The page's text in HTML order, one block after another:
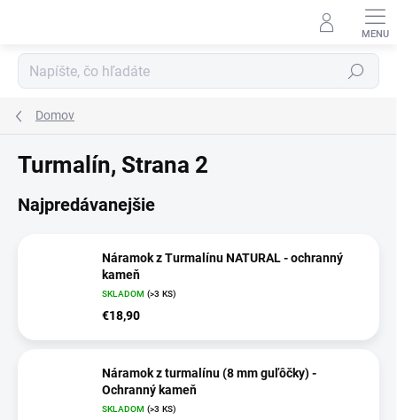
Hľadať
Domov
Turmalín, Strana 2
Najpredávanejšie
Náramok z Turmalínu NATURAL - ochranný
kameň
SKLADOM (>3 KS)
€18,90
Náramok z turmalínu (8 mm guľôčky) -
Ochranný kameň
SKLADOM (>3 KS)